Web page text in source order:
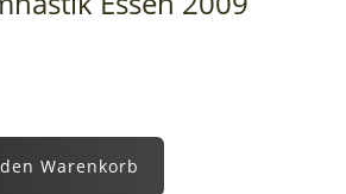
Warenkorb